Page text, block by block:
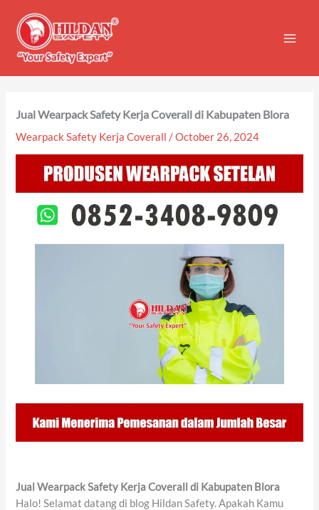
content
Jual Wearpack Safety Kerja Coverall di Kabupaten Blora
Wearpack Safety Kerja Coverall /October 26, 2024
Jual Wearpack Safety Kerja Coverall di Kabupaten Blora
Halo! Selamat datang di blog Hildan Safety. Apakah Kamu